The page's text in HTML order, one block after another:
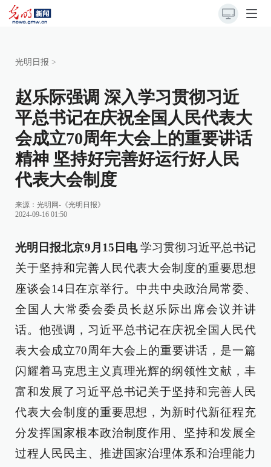
光明日报 >
赵乐际强调 深入学习贯彻习近
平总书记在庆祝全国人民代表大
会成立70周年大会上的重要讲话
精神 坚持好完善好运行好人民
代表大会制度
来源： 光明网-《光明日报》
2024-09-16 01:50
光明日报北京9月15日电学习贯彻习近平总书记
关于坚持和完善人民代表大会制度的重要思想
座谈会14日在京举行。中共中央政治局常委、
全国人大常委会委员长赵乐际出席会议并讲
话。他强调，习近平总书记在庆祝全国人民代
表大会成立70周年大会上的重要讲话，是一篇
闪耀着马克思主义真理光辉的纲领性文献，丰
富和发展了习近平总书记关于坚持和完善人民
代表大会制度的重要思想，为新时代新征程充
分发挥国家根本政治制度作用、坚持和发展全
过程人民民主、推进国家治理体系和治理能力